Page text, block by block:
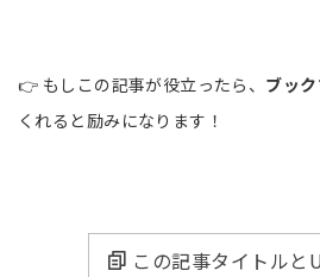
👉 もしこの記事が役立ったら、 ブッ
くれると励みになります！
この記事タイトルと